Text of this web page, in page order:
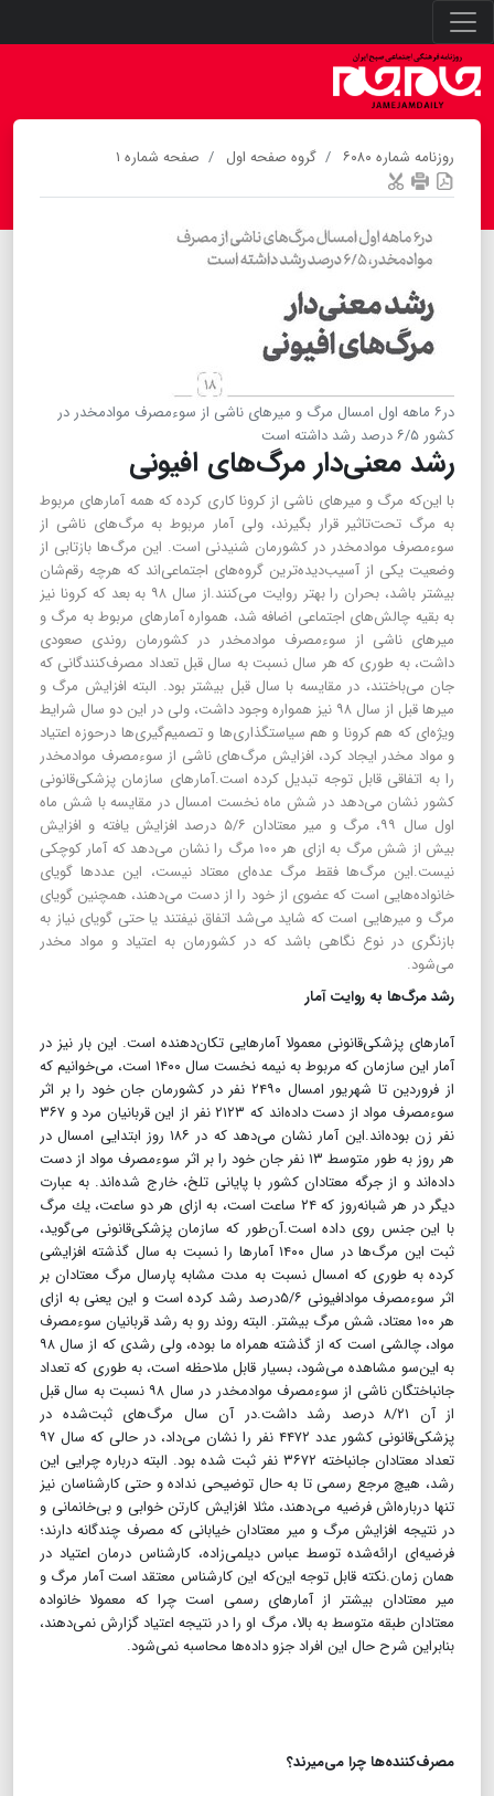
روزنامه شماره ۶۰۸۰ گروه صفحه اول صفحه شماره ۱
در۶ ماهه اول امسال مرگ و میرهای ناشی از سوء‌مصرف موادمخدر در
كشور ۶/۵ درصد رشد داشته است
رشد معنی‌دار مرگ‌های افیونی
با این‌كه مرگ و میرهای ناشی از كرونا كاری كرده كه همه آمارهای مربوط
به مرگ تحت‌تاثیر قرار بگیرند، ولی آمار مربوط به مرگ‌های ناشی از
سوء‌مصرف موادمخدر در كشورمان شنیدنی است. این مرگ‌ها بازتابی از
وضعیت یكی از آسیب‌دیده‌ترین گروه‌های اجتماعی‌اند كه هرچه رقم‌شان
بیشتر باشد، بحران را بهتر روایت می‌كنند.از سال ۹۸ به بعد كه كرونا نیز
به بقیه چالش‌های اجتماعی اضافه شد، همواره آمارهای مربوط به مرگ و
میرهای ناشی از سوء‌مصرف موادمخدر در كشورمان روندی صعودی
داشت، به طوری كه هر سال نسبت به سال قبل تعداد مصرف‌كنندگانی كه
جان می‌باختند، در مقایسه با سال قبل بیشتر بود. البته افزایش مرگ و
میرها قبل از سال ۹۸ نیز همواره وجود داشت، ولی در این دو سال شرایط
ویژه‌ای كه هم كرونا و هم سیاستگذاری‌ها و تصمیم‌گیری‌ها درحوزه اعتیاد
و مواد مخدر ایجاد كرد،‌ افزایش مرگ‌های ناشی از سوء‌مصرف موادمخدر
را به اتفاقی قابل توجه تبدیل كرده است.آمارهای سازمان پزشكی‌قانونی
كشور نشان می‌دهد در شش ماه نخست امسال در مقایسه با شش ماه
اول سال ۹۹،‌ مرگ و میر معتادان ۵/۶ درصد افزایش یافته و افزایش
بیش از شش مرگ به ازای هر ۱۰۰ مرگ را نشان می‌دهد كه آمار كوچكی
نیست.این مرگ‌ها فقط مرگ عده‌ای معتاد نیست، این عددها گویای
خانواده‌هایی است كه عضوی از خود را از دست می‌دهند، همچنین گویای
مرگ و میرهایی است كه شاید می‌شد اتفاق نیفتند‌ یا حتی گویای نیاز به
بازنگری در نوع نگاهی باشد كه در كشورمان به اعتیاد و مواد مخدر
می‌شود.
رشد مرگ‌ها به روایت آمار
آمارهای پزشكی‌قانونی معمولا آمارهایی تكان‌دهنده است. این بار نیز در
آمار این سازمان كه مربوط به نیمه نخست سال ۱۴۰۰ است، می‌خوانیم كه
از فروردین تا شهریور امسال ۲۴۹۰ نفر در كشورمان جان خود را بر اثر
سوء‌مصرف مواد از دست داده‌اند كه ۲۱۲۳ نفر از این قربانیان مرد و ۳۶۷
نفر زن بوده‌اند.این آمار نشان می‌دهد كه در ۱۸۶ روز ابتدایی امسال در
هر روز به طور متوسط ۱۳ نفر جان خود را بر اثر سوء‌مصرف مواد از دست
داده‌اند و از جرگه معتادان كشور با پایانی تلخ،‌ خارج شده‌اند. به عبارت
دیگر در هر شبانه‌روز كه ۲۴ ساعت است، به ازای هر دو ساعت، یك مرگ
با این جنس روی داده است.آن‌طور كه سازمان پزشكی‌قانونی می‌گوید،
ثبت این مرگ‌ها در سال ۱۴۰۰ آمارها را نسبت به سال گذشته افزایشی
كرده به طوری كه امسال نسبت به مدت مشابه پارسال مرگ معتادان بر
اثر سوء‌مصرف موادافیونی ۵/۶درصد رشد كرده است و این یعنی به ازای
هر ۱۰۰ معتاد، شش مرگ بیشتر. البته روند رو به رشد قربانیان سوء‌مصرف
مواد،‌ چالشی است كه از گذشته همراه ما بوده، ولی رشدی كه از سال ۹۸
به این‌سو مشاهده می‌شود، بسیار قابل ملاحظه است، به طوری كه تعداد
جانباختگان ناشی از سوء‌مصرف موادمخدر در سال ۹۸ نسبت به سال قبل
از آن ۸/۲۱ درصد رشد داشت.در آن سال مرگ‌های ثبت‌شده در
پزشكی‌قانونی كشور عدد ۴۴۷۲ نفر را نشان می‌داد، در حالی كه سال ۹۷
تعداد معتادان جانباخته ۳۶۷۲ نفر ثبت شده بود. البته درباره چرایی این
رشد، هیچ مرجع رسمی تا به حال توضیحی نداده و حتی كارشناسان نیز
تنها درباره‌اش فرضیه می‌دهند، مثلا افزایش كارتن خوابی و بی‌خانمانی و
در نتیجه افزایش مرگ و میر معتادان خیابانی كه مصرف چندگانه دارند؛
فرضیه‌ای ارائه‌شده توسط عباس دیلمی‌زاده، كارشناس درمان اعتیاد در
همان زمان.نكته قابل توجه این‌كه این كارشناس معتقد است آمار مرگ و
میر معتادان بیشتر از آمارهای رسمی است چرا كه معمولا خانواده‌
معتادان طبقه متوسط به بالا، مرگ او را در نتیجه اعتیاد گزارش نمی‌دهند،
بنابراین شرح حال این افراد جزو داده‌ها محاسبه نمی‌شود.
مصرف‌كننده‌ها چرا می‌میرند؟